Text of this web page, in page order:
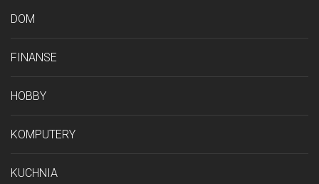
DOM
FINANSE
HOBBY
KOMPUTERY
KUCHNIA